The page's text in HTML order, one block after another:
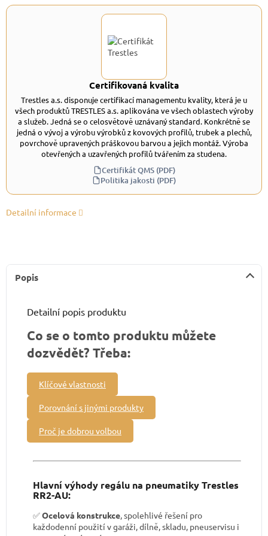
Certifikovaná kvalita
Trestles a.s. disponuje certifikací managementu kvality, která je u
všech produktů TRESTLES a.s. aplikována ve všech oblastech výroby
a služeb. Jedná se o celosvětově uznávaný standard. Konkrétně se
jedná o vývoj a výrobu výrobků z kovových profilů, trubek a plechů,
povrchově upravených práškovou barvou a jejich montáž. Výroba
otevřených a uzavřených profilů tvářením za studena.
Certifikát QMS (PDF)
Politika jakosti (PDF)
Detailní informace
Popis
Detailní popis produktu
Co se o tomto produktu můžete
dozvědět? Třeba:
Klíčové vlastnosti
Porovnání s jinými produkty
Proč je dobrou volbou
Hlavní výhody regálu na pneumatiky Trestles
RR2-AU:
✅Ocelová konstrukce, spolehlivé řešení pro
každodenní použití v garáži, dílně, skladu, pneuservisu i